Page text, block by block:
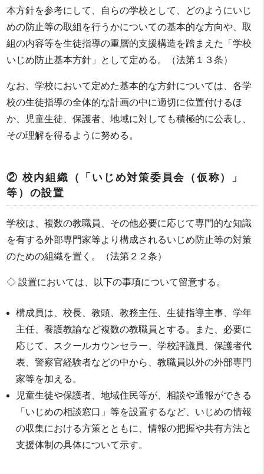
本方針を参考にして、自らの学校として、どのようにいじ
めの防止等の取組を行うかについての基本的な方向や、取
組の内容等を生徒指導の重層的支援構造を踏まえた「学校
いじめ防止基本方針」として定める。（法第１３条）
なお、学校において定めた基本的な方針については、各学
校の生徒指導の全体的な計画の中に適切に位置付けるほ
か、児童生徒、保護者、地域に対しても積極的に公表し、
その理解を得るように努める。
② 校内組織（「いじめ対策委員会（仮称）」
等）の設置
学校は、複数の教職員、その他必要に応じて専門的な知識
を有する外部専門家等より構成されるいじめ防止等の対策
のための組織を置く。（法第２２条）
◇ 設置においては、以下の事項について留意する。
構成員は、校長、教頭、教務主任、生徒指導主事、学年
主任、養護教諭など複数の教職員とする。また、必要に
応じて、スクールカウンセラー、学校評議員、保護者代
表、警察官経験者などの中から、教職員以外の外部専門
家等を加える。
児童生徒や保護者、地域住民等が、相談や通報ができる
「いじめの相談窓口」等を設置するなど、いじめの情報
の収集における方策とともに、情報の把握や共有方法と
支援体制の具体について示す。